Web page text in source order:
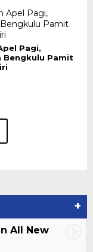
Pagi,
Bengkulu Pamit
+
All New